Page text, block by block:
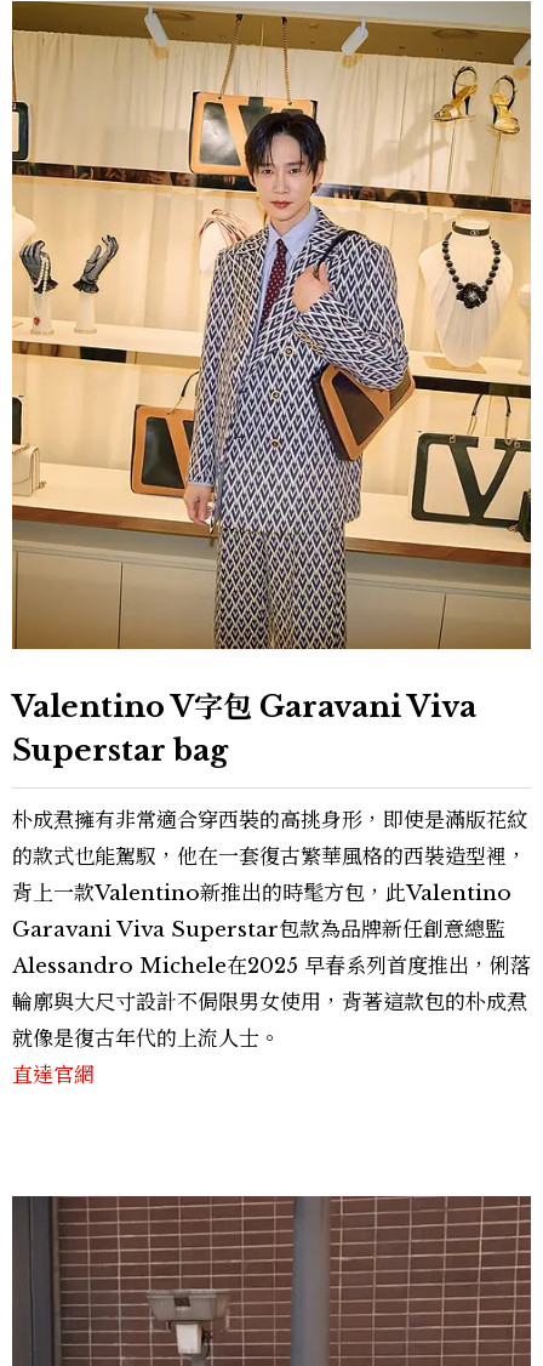
Valentino V字包 Garavani Viva
Superstar bag
朴成焄擁有非常適合穿西裝的高挑身形，即使是滿版花紋
的款式也能駕馭，他在一套復古繁華風格的西裝造型裡，
背上一款Valentino新推出的時髦方包，此Valentino
Garavani Viva Superstar包款為品牌新任創意總監
Alessandro Michele在2025 早春系列首度推出，俐落
輪廓與大尺寸設計不侷限男女使用，背著這款包的朴成焄
就像是復古年代的上流人士。
直達官網